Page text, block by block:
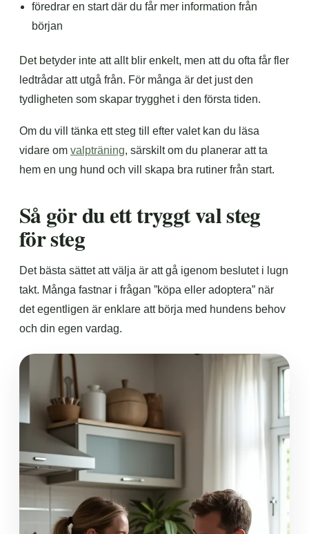
föredrar en start där du får mer information från
början
Det betyder inte att allt blir enkelt, men att du ofta får fler
ledtrådar att utgå från. För många är det just den
tydligheten som skapar trygghet i den första tiden.
Om du vill tänka ett steg till efter valet kan du läsa
vidare om valpträning, särskilt om du planerar att ta
hem en ung hund och vill skapa bra rutiner från start.
Så gör du ett tryggt val steg
för steg
Det bästa sättet att välja är att gå igenom beslutet i lugn
takt. Många fastnar i frågan ”köpa eller adoptera” när
det egentligen är enklare att börja med hundens behov
och din egen vardag.